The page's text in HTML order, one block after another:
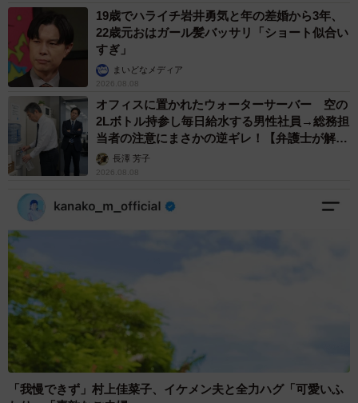
19歳でハライチ岩井勇気と年の差婚から3年、
22歳元おはガール髪バッサリ「ショート似合い
すぎ」
まいどなメディア
2026.08.08
オフィスに置かれたウォーターサーバー 空の
2Lボトル持参し毎日給水する男性社員→総務担
当者の注意にまさかの逆ギレ！【弁護士が解
説】長澤 芳子
2026.08.08
「我慢できず」村上佳菜子、イケメン夫と全力ハグ「可愛いふ